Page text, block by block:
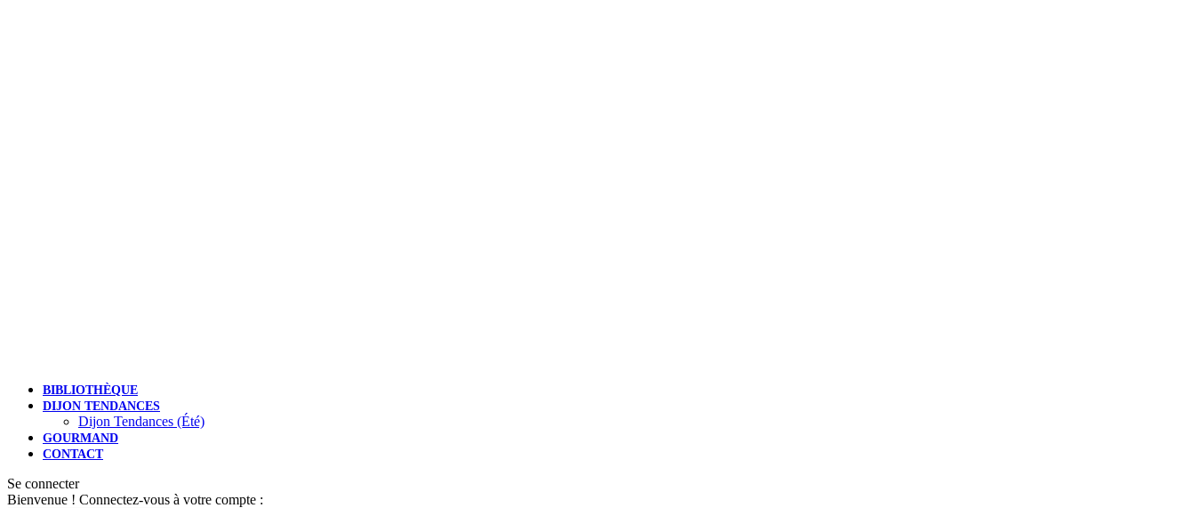
BIBLIOTHÈQUE
DIJON TENDANCES
Dijon Tendances (Été)
GOURMAND
CONTACT
Se connecter
Bienvenue ! Connectez-vous à votre compte :